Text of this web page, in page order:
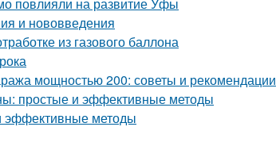
и нововведения
из газового баллона
мощностью 200: советы и рекомендации
простые и эффективные методы
эффективные методы